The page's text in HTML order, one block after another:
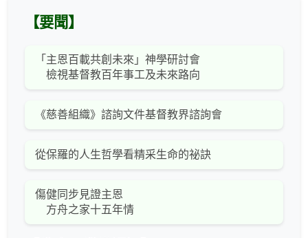
【要聞】
「主恩百載共創未來」神學研討會
檢視基督教百年事工及未來路向
《慈善組織》諮詢文件基督教界諮詢會
從保羅的人生哲學看精采生命的祕訣
傷健同步見證主恩
方舟之家十五年情